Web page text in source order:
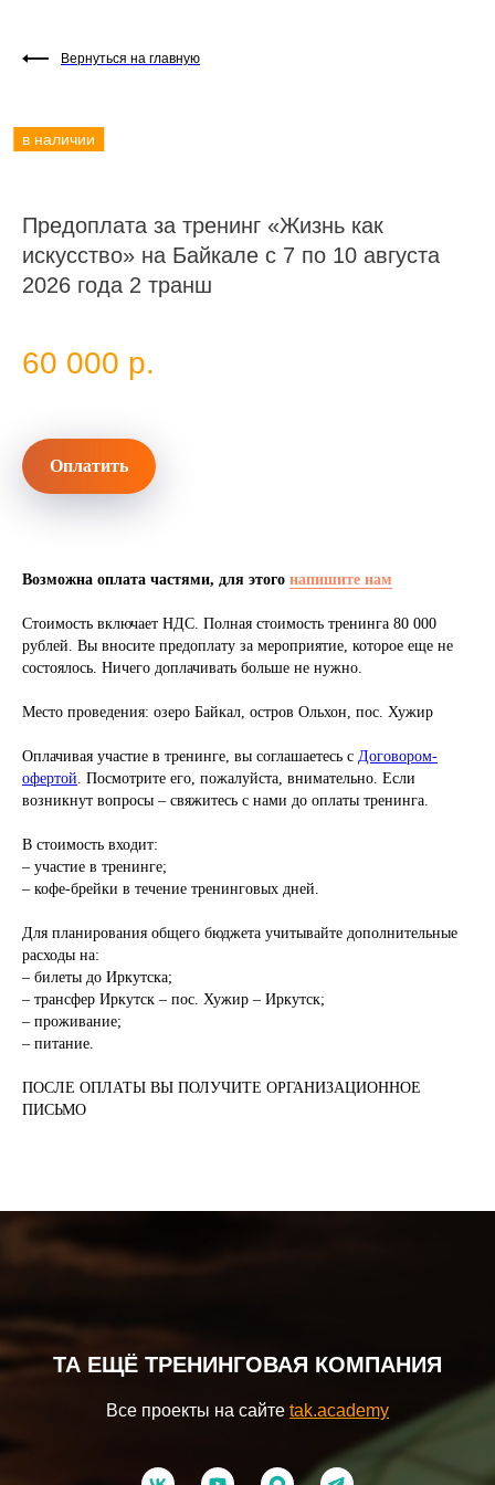
Вернуться на главную
Предоплата за тренинг «Жизнь как
искусство» на Байкале с 7 по 10 августа
2026 года 2 транш
60 000 р.
Оплатить
Возможна оплата частями, для этого напишите нам
Стоимость включает НДС. Полная стоимость тренинга 80 000
рублей. Вы вносите предоплату за мероприятие, которое еще не
состоялось. Ничего доплачивать больше не нужно.
Место проведения: озеро Байкал, остров Ольхон, пос. Хужир
Оплачивая участие в тренинге, вы соглашаетесь с Договором-
офертой . Посмотрите его, пожалуйста, внимательно. Если
возникнут вопросы – свяжитесь с нами до оплаты тренинга.
В стоимость входит:
– участие в тренинге;
– кофе-брейки в течение тренинговых дней.
Для планирования общего бюджета учитывайте дополнительные
расходы на:
– билеты до Иркутска;
– трансфер Иркутск – пос. Хужир – Иркутск;
– проживание;
– питание.
ПОСЛЕ ОПЛАТЫ ВЫ ПОЛУЧИТЕ ОРГАНИЗАЦИОННОЕ
ПИСЬМО
ТА ЕЩЁ ТРЕНИНГОВАЯ КОМПАНИЯ
Все проекты на сайте tak.academy